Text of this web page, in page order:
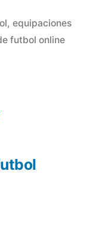
, equipaciones
futbol online